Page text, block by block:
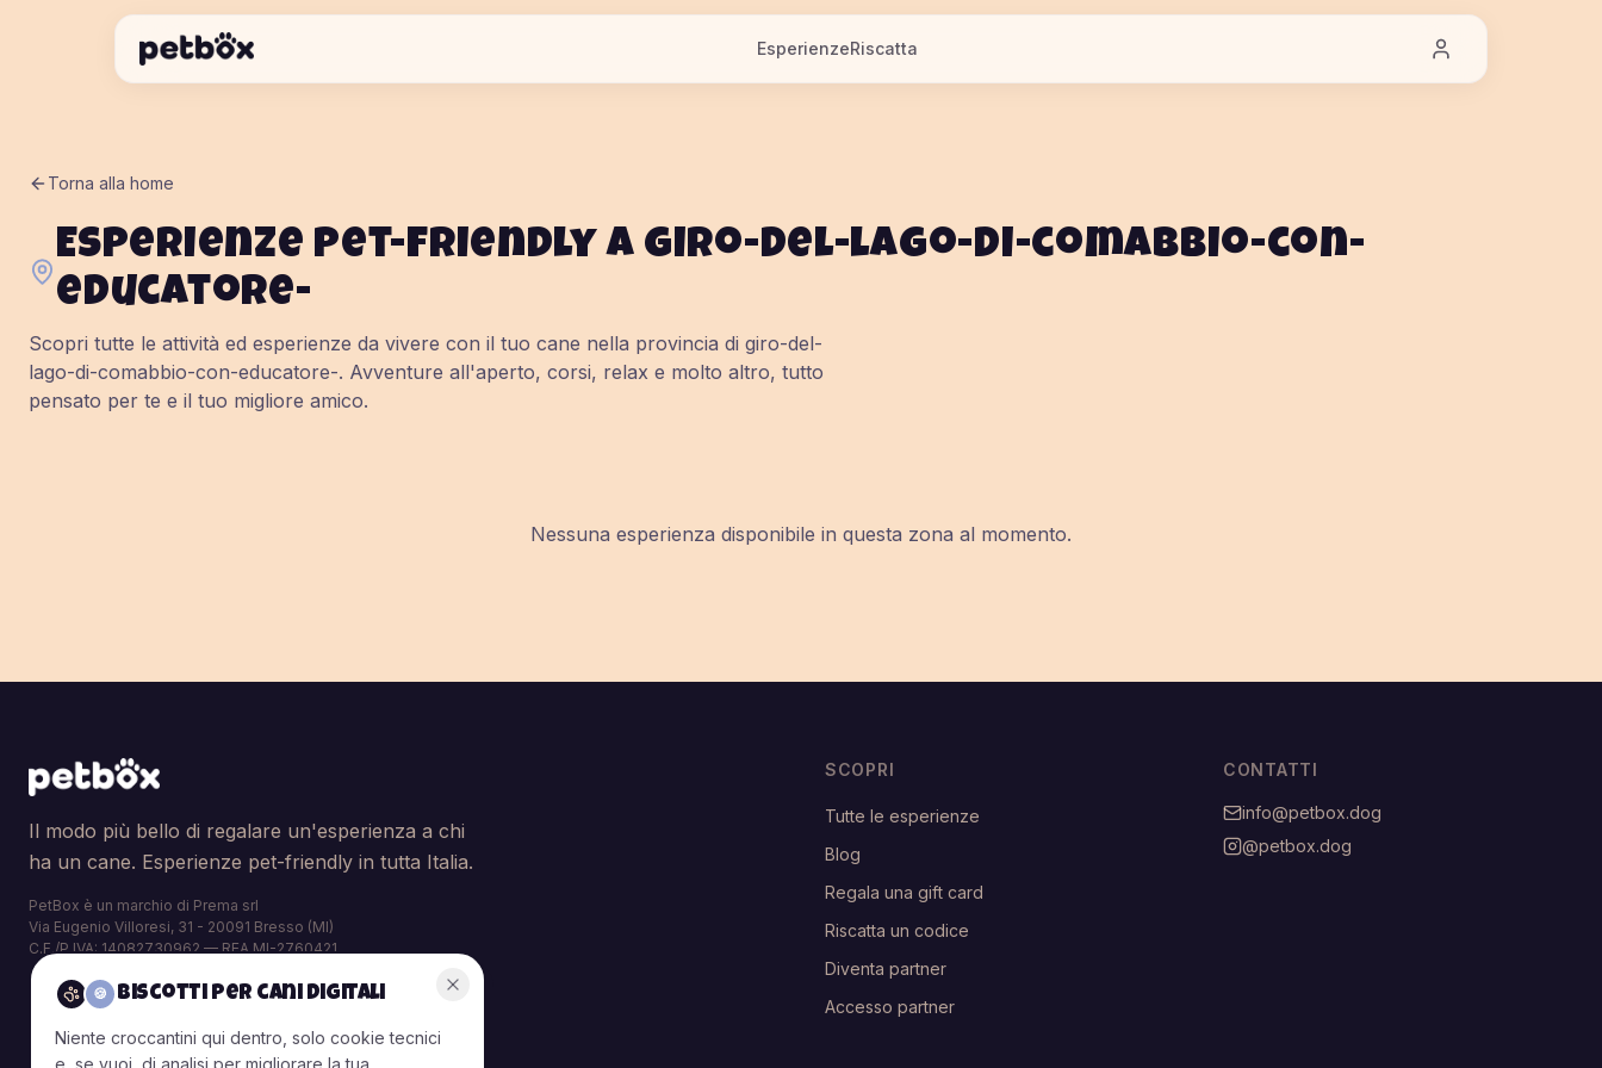
EsperienzeRiscatta
Torna alla home
Esperienze pet-friendly a giro-del-lago-di-comabbio-con-
educatore-
Scopri tutte le attività ed esperienze da vivere con il tuo cane nella provincia di giro-del-
lago-di-comabbio-con-educatore-. Avventure all'aperto, corsi, relax e molto altro, tutto
pensato per te e il tuo migliore amico.
Nessuna esperienza disponibile in questa zona al momento.
Il modo più bello di regalare un'esperienza a chi
ha un cane. Esperienze pet-friendly in tutta Italia.
PetBox è un marchio di Prema srl
Via Eugenio Villoresi, 31 - 20091 Bresso (MI)
C.F./P.IVA: 14082730962 — REA MI-2760421
SCOPRI
Tutte le esperienze
Blog
Regala una gift card
Riscatta un codice
Diventa partner
Accesso partner
CONTATTI
info@petbox.dog
@petbox.dog
🍪 Biscotti per cani digitali
Niente croccantini qui dentro, solo cookie tecnici
e, se vuoi, di analisi per migliorare la tua